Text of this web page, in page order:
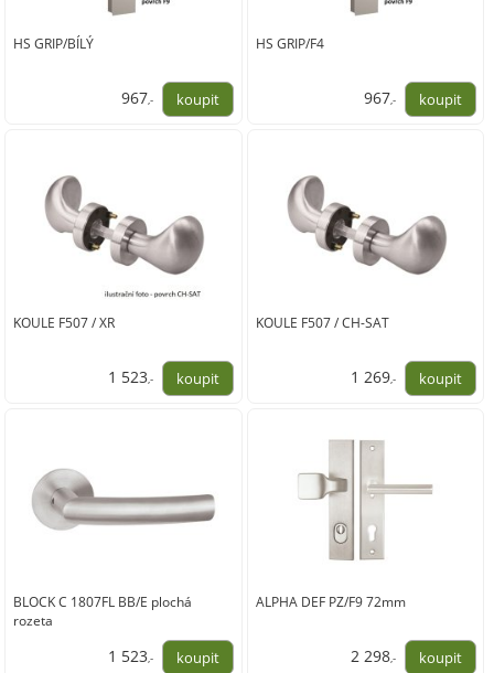
HS GRIP/BÍLÝ
967,-
HS GRIP/F4
967,-
KOULE F507 / XR
1 523,-
KOULE F507 / CH-SAT
1 269,-
BLOCK C 1807FL BB/E plochá
rozeta
1 523,-
ALPHA DEF PZ/F9 72mm
2 298,-